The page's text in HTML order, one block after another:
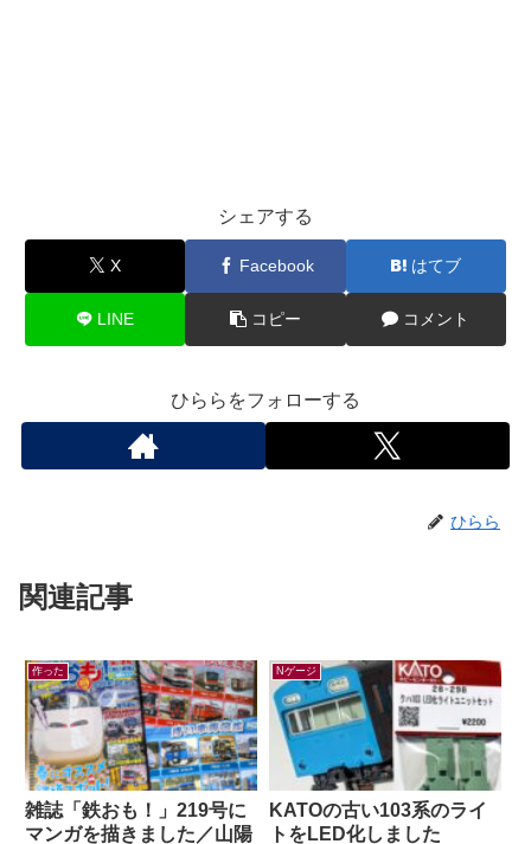
シェアする
X Facebook はてブ
LINE コピー コメント
ひららをフォローする
ひらら
関連記事
作った
雑誌「鉄おも！」219号に
マンガを描きました／山陽
Nゲージ
KATOの古い103系のライ
トをLED化しました